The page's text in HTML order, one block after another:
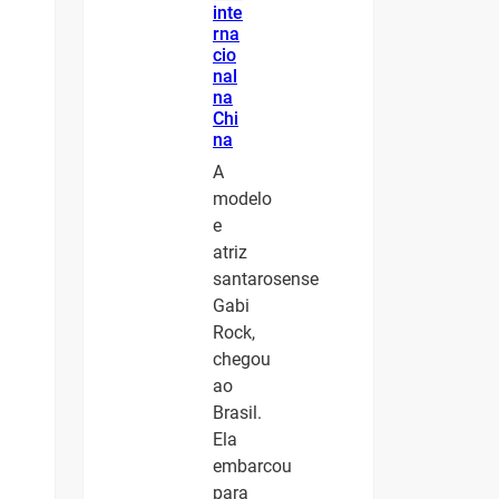
inte
rna
cio
nal
na
Chi
na
A
modelo
e
atriz
santarosense
Gabi
Rock,
chegou
ao
Brasil.
Ela
embarcou
para